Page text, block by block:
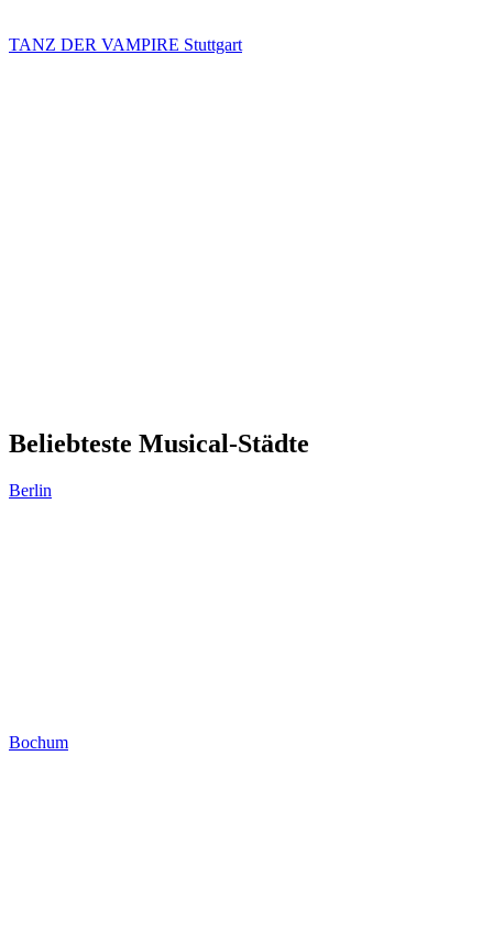
TANZ DER VAMPIRE Stuttgart
Beliebteste Musical-Städte
Berlin
Bochum